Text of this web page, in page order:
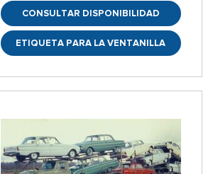
CONSULTAR DISPONIBILIDAD
ETIQUETA PARA LA VENTANILLA